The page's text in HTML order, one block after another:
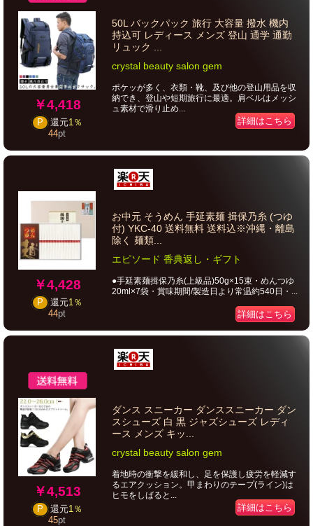
￥4,418
P 還元1％
44pt
50L バックパック 旅行 大容量 撥水 機内
持込可 レディース メンズ 登山 通学 通勤
リュック ...
crystal beauty salon gem
ポケッが多く、衣類・靴、及び他の登山用品を収
納でき、登山や短期旅行に最適。肩ベルはメッシ
ュ素材で滑り止め...
詳細はこちら
￥4,428
P 還元1％
44pt
お中元 そうめん 手延素麺 揖保乃糸 (つゆ
付) YKC-40 送料無料 送料込※沖縄・離島
除く 麺類...
エピソード 香典返し・ギフト
●手延素麺揖保乃糸(上級品)50g×15束・めんつゆ
20ml×7袋・賞味期間/製造日より常温約540日・...
詳細はこちら
￥4,513
P 還元1％
45pt
ダンス スニーカー ダンススニーカー ダン
スシューズ 白 黒 ジャズシューズ レディ
ース メンズ キッ...
crystal beauty salon gem
着地時の衝撃を緩和し、足を保護し疲労を軽減す
るエアクッション。甲まわりのテープ(ライン)は
ヒモをしばると...
詳細はこちら